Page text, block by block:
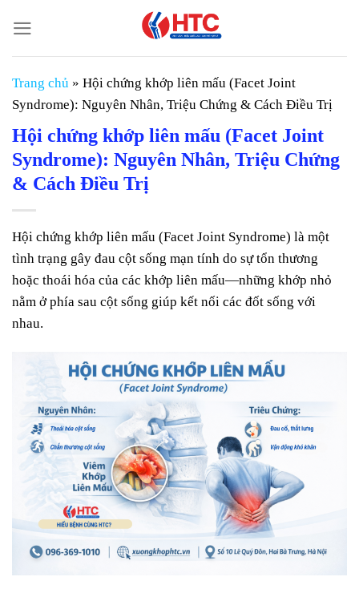
đến
nội
dung
Trang chủ » Hội chứng khớp liên mấu (Facet Joint
Syndrome): Nguyên Nhân, Triệu Chứng & Cách Điều Trị
Hội chứng khớp liên mấu (Facet Joint
Syndrome): Nguyên Nhân, Triệu Chứng
& Cách Điều Trị
Hội chứng khớp liên mấu (Facet Joint Syndrome) là một
tình trạng gây đau cột sống mạn tính do sự tổn thương
hoặc thoái hóa của các khớp liên mấu—những khớp nhỏ
nằm ở phía sau cột sống giúp kết nối các đốt sống với
nhau.